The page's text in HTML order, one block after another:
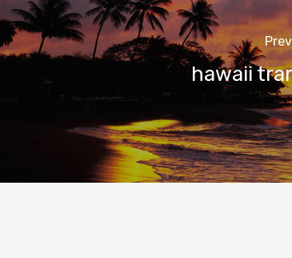
hawaii